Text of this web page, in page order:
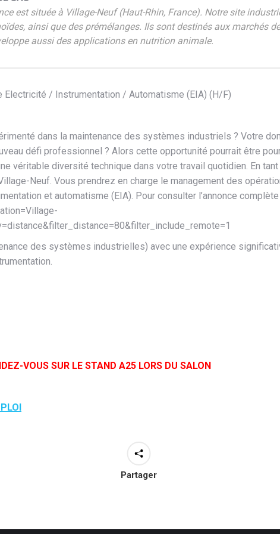
est située à Village-Neuf (Haut-Rhin, France). Notre site
ainsi que des prémélanges. Ils sont destinés aux marchés
aussi des applications en nutrition animale.
Electricité / Instrumentation / Automatisme (EIA) (H/F)
dans la maintenance des systèmes industriels ? Votre
défi professionnel ? Alors cette opportunité pourrait être
véritable diversité technique dans votre travail quotidien. En
Neuf. Vous prendrez en charge le management des
et automatisme (EIA). Pour consulter l’annonce
des systèmes industrielles) avec une expérience
VOUS SUR LE STAND A25 LORS DU SALON
Partager